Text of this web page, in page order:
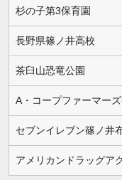
杉の子第3保育園
長野県篠ノ井高校
茶臼山恐竜公園
A・コープファーマー
セブンイレブン篠ノ井
アメリカンドラッグア